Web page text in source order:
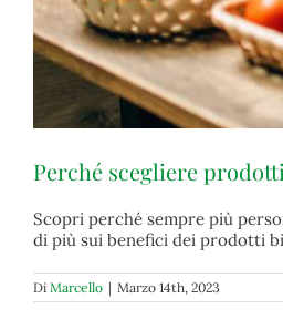
Perché scegliere
Scopri perché sempre più
di più sui benefici dei prodotti
Di Marcello | Marzo 14th, 2023